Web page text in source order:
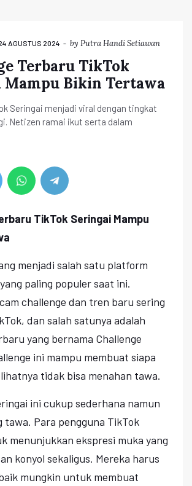
AGUSTUS 2024 by Putra Handi Setiawan
Terbaru TikTok
Mampu Bikin Tertawa
Seringai menjadi viral dengan tingkat
Netizen ramai ikut serta dalam
TikTok Seringai Mampu
menjadi salah satu platform
paling populer saat ini.
challenge dan tren baru sering
dan salah satunya adalah
yang bernama Challenge
ini mampu membuat siapa
tidak bisa menahan tawa.
ini cukup sederhana namun
tawa. Para pengguna TikTok
menunjukkan ekspresi muka yang
konyol sekaligus. Mereka harus
mungkin untuk membuat